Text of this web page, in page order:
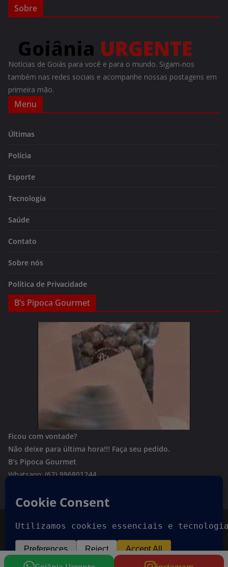
Sobre
Notícias de Goiás para você e para o mundo. Sigam-nos
também nas redes sociais e acompanhe nossas postagens em
primeira mão.
Menu
Últimas
Polícia
Esporte
Tecnologia
Saúde
Contato
Sobre nós
Política de Privacidade
B’s Pipoca Gourmet
Ficou com vontade?
Não deixe para última hora!!! Faça seu pedido.
B’s Pipoca Gourmet
Whatsapp:(62) 996801244
Copyright © 2026Goiania Urgente. Todos os direitos
reservados.
Tema:ColorMagpor ThemeGrill. Powered byWordPress